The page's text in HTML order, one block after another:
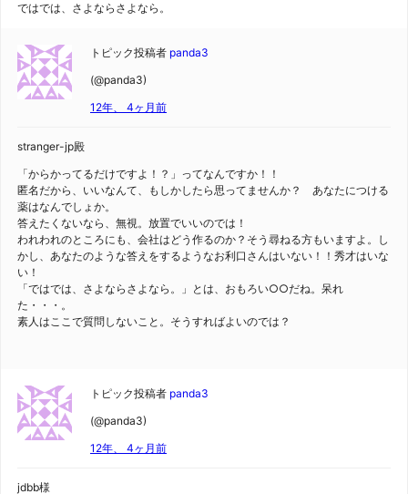
ではでは、さよならさよなら。
トピック投稿者 panda3
(@panda3)
12年、 4ヶ月前
stranger-jp殿
「からかってるだけですよ！？」ってなんですか！！
匿名だから、いいなんて、もしかしたら思ってませんか？ あなたにつける
薬はなんでしょか。
答えたくないなら、無視。放置でいいのでは！
われわれのところにも、会社はどう作るのか？そう尋ねる方もいますよ。し
かし、あなたのような答えをするようなお利口さんはいない！！秀才はいな
い！
「ではでは、さよならさよなら。」とは、おもろい○○だね。呆れ
た・・・。
素人はここで質問しないこと。そうすればよいのでは？
トピック投稿者 panda3
(@panda3)
12年、 4ヶ月前
jdbb様